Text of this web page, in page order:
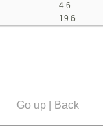
4.6
19.6
Go up | Back